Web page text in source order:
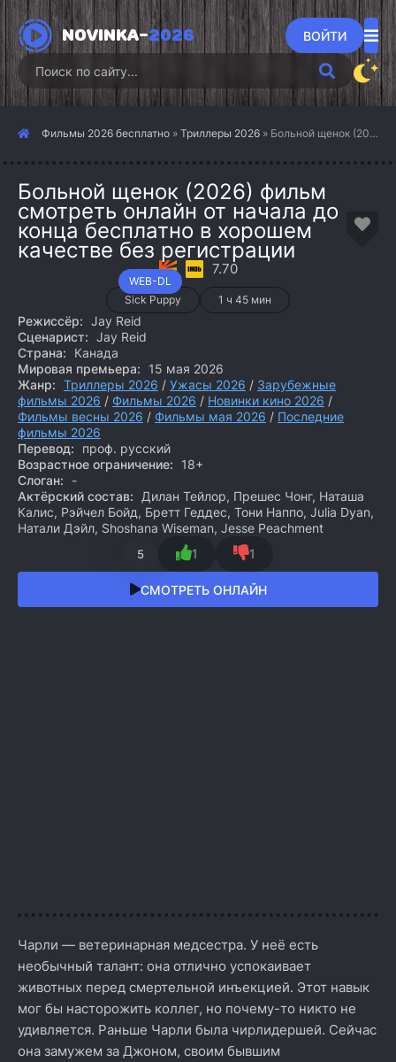
NOVINKA-2026 ВОЙТИ
Фильмы 2026 бесплатно » Триллеры 2026 » Больной щенок (2026)
Больной щенок (2026) фильм
смотреть онлайн от начала до
конца бесплатно в хорошем
качестве без регистрации
WEB-DL
7.70
Sick Puppy 1 ч 45 мин
Режиссёр: Jay Reid
Сценарист: Jay Reid
Страна:
Канада
Мировая премьера:
15 мая 2026
Жанр: Триллеры 2026 / Ужасы 2026 / Зарубежные
фильмы 2026 / Фильмы 2026 / Новинки кино 2026 /
Фильмы весны 2026 / Фильмы мая 2026 / Последние
фильмы 2026
Перевод:
проф. русский
Возрастное ограничение:
18+
Слоган:
-
Актёрский состав:
Дилан Тейлор, Прешес Чонг, Наташа
Калис, Рэйчел Бойд, Бретт Геддес, Тони Наппо, Julia Dyan,
Натали Дэйл, Shoshana Wiseman, Jesse Peachment
5 1 1
СМОТРЕТЬ ОНЛАЙН
Чарли — ветеринарная медсестра. У неё есть
необычный талант: она отлично успокаивает
животных перед смертельной инъекцией. Этот навык
мог бы насторожить коллег, но почему-то никто не
удивляется. Раньше Чарли была чирлидершей. Сейчас
она замужем за Джоном, своим бывшим